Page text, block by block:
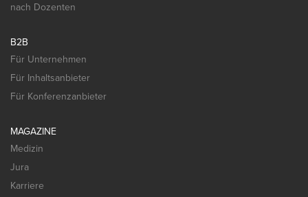
nach Dozenten
B2B
Für Unternehmen
Für Inhaltsanbieter
Für Konferenzanbieter
MAGAZINE
Medizin
Jura
Karriere